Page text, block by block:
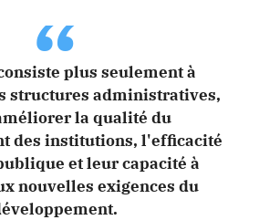
“plus seulement à
structures administratives,
la qualité du
des institutions, l'efficacité
et leur capacité à
nouvelles exigences du